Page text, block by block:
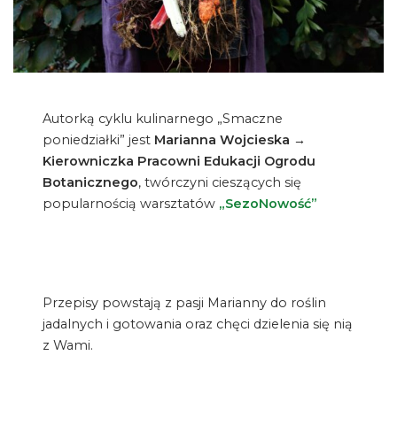
Autorką cyklu kulinarnego „Smaczne
poniedziałki” jest Marianna Wojcieska →
Kierowniczka Pracowni Edukacji Ogrodu
Botanicznego, twórczyni cieszących się
popularnością warsztatów „SezoNowość”
Przepisy powstają z pasji Marianny do roślin
jadalnych i gotowania oraz chęci dzielenia się nią
z Wami.